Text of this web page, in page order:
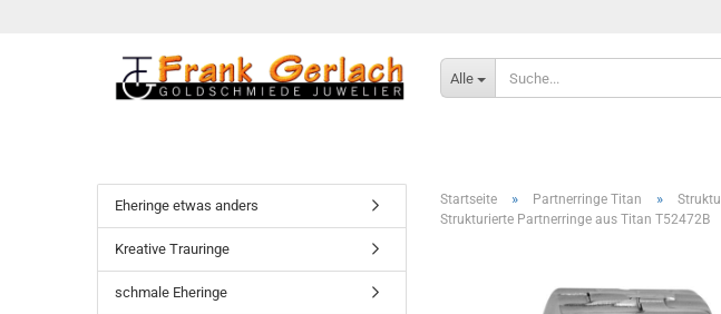
Alle
Startseite » Partnerringe Titan »
Strukturierte Partnerringe aus Titan T52472B
Eheringe etwas anders
Kreative Trauringe
schmale Eheringe